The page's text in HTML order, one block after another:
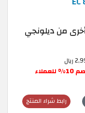
من ديلونجي
تمتع بكود خصم 10% للعملاء
رابط شراء المنتج